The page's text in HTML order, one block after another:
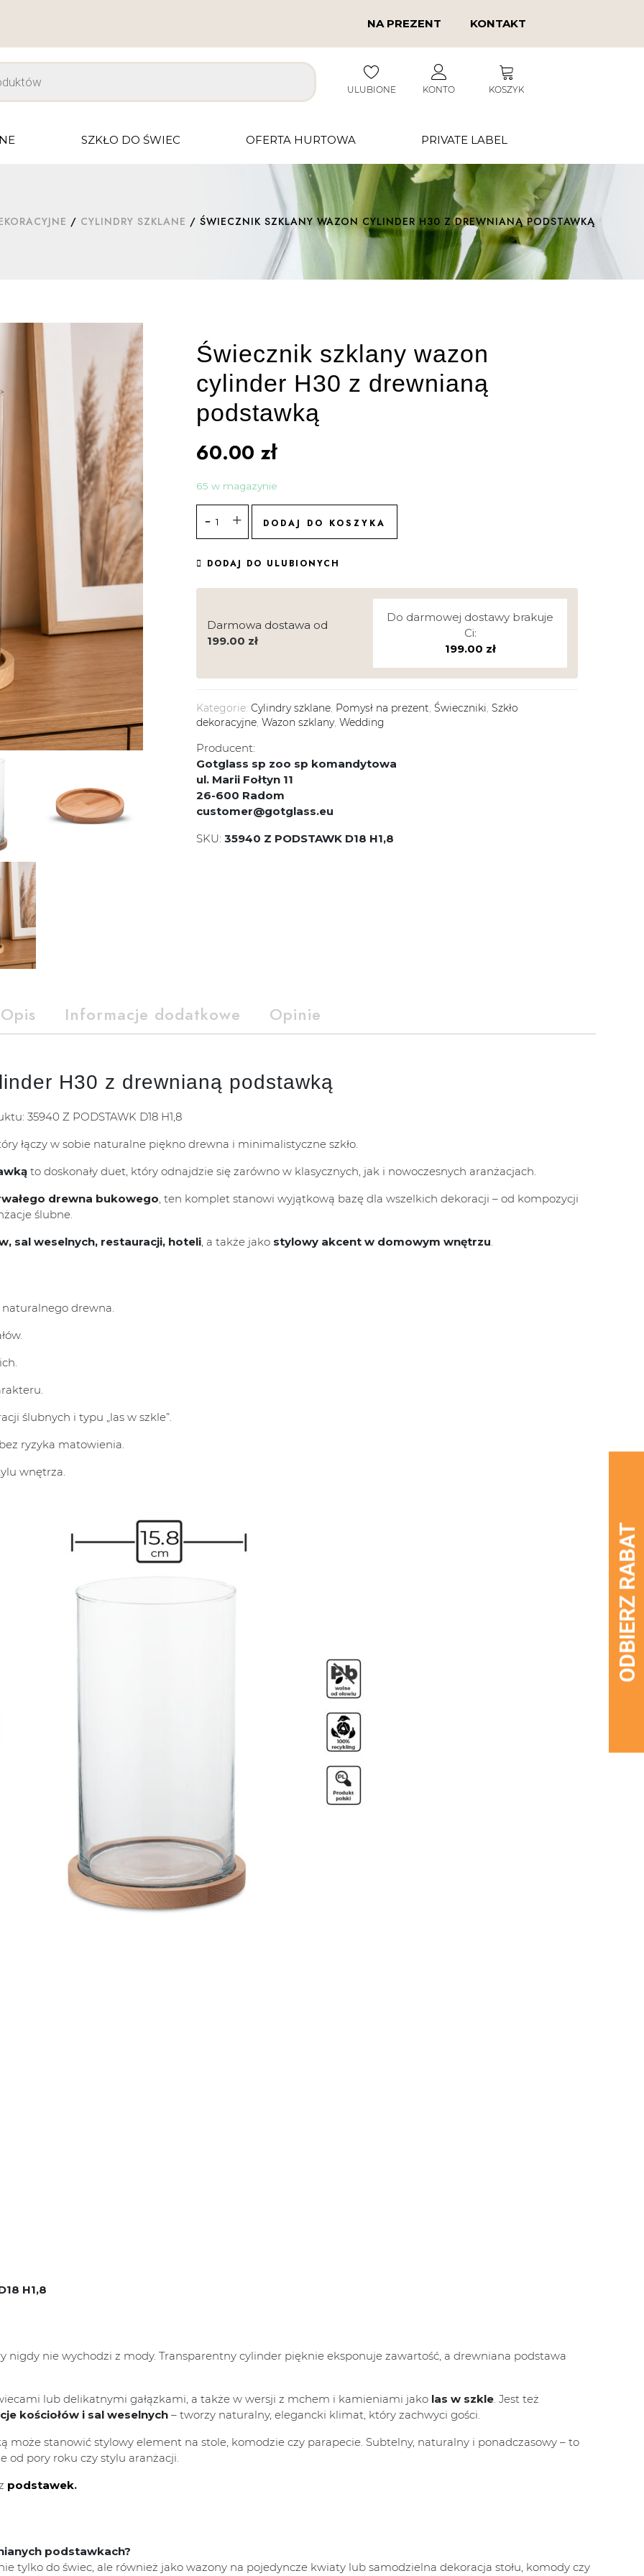
NA PREZENT KONTAKT
ULUBIONE KONTO KOSZYK
SZKŁO DO ŚWIEC OFERTA HURTOWA PRIVATE LABEL
/ CYLINDRY SZKLANE / ŚWIECZNIK SZKLANY WAZON CYLINDER H30 Z DREWNIANĄ PODSTAWKĄ
Świecznik szklany wazon
cylinder H30 z drewnianą
podstawką
60.00 zł
65 w magazynie
DODAJ DO KOSZYKA
DODAJ DO ULUBIONYCH
Darmowa dostawa od
199.00 zł
Do darmowej dostawy brakuje
Ci:
199.00 zł
Kategorie:Cylindry szklane Pomysł na prezent ,Świeczniki ,Szkło
dekoracyjne ,Wazon szklany,Wedding
Producent:
Gotglass sp zoo sp komandytowa
ul. Marii Fołtyn 11
26-600 Radom
customer@gotglass.eu
SKU:35940 Z PODSTAWK D18 H1,8
Opis Informacje dodatkowe Opinie
H30 z drewnianą podstawką
35940 Z PODSTAWK D18 H1,8
łączy w sobie naturalne piękno drewna i minimalistyczne szkło.
to doskonały duet, który odnajdzie się zarówno w klasycznych, jak i nowoczesnych aranżacjach.
drewna bukowego , ten komplet stanowi wyjątkową bazę dla wszelkich dekoracji – od kompozycji
ślubne.
sal weselnych, restauracji, hoteli , a także jako stylowy akcent w domowym wnętrzu
naturalnego drewna.
ślubnych i typu „las w szkle”.
ryzyka matowienia.
wnętrza.
H1,8
nigdy nie wychodzi z mody. Transparentny cylinder pięknie eksponuje zawartość, a drewniana podstawa
lub delikatnymi gałązkami, a także w wersji z mchem i kamieniami jako las w szkle . Jest też
kościołów i sal weselnych – tworzy naturalny, elegancki klimat, który zachwyci gości.
stanowić stylowy element na stole, komodzie czy parapecie. Subtelny, naturalny i ponadczasowy – to
od pory roku czy stylu aranżacji.
podstawek.
podstawkach?
tylko do świec, ale również jako wazony na pojedyncze kwiaty lub samodzielna dekoracja stołu, komody czy